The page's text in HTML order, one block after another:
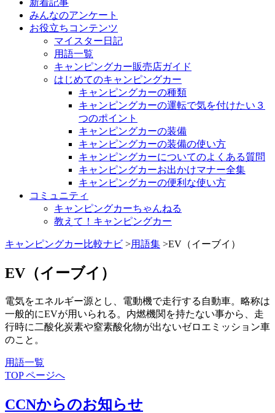
みんなのアンケート
お役立ちコンテンツ
マイスター日記
用語一覧
キャンピングカー販売店ガイド
はじめてのキャンピングカー
キャンピングカーの種類
キャンピングカーの運転で気を付けたい３
つのポイント
キャンピングカーの装備
キャンピングカーの装備の使い方
キャンピングカーについてのよくある質問
キャンピングカーお出かけマナー全集
キャンピングカーの便利な使い方
コミュニティ
キャンピングカーちゃんねる
教えて！キャンピングカー
キャンピングカー比較ナビ >用語集 >EV（イーブイ）
EV（イーブイ）
電気をエネルギー源とし、電動機で走行する自動車。略称は
一般的にEVが用いられる。内燃機関を持たない事から、走
行時に二酸化炭素や窒素酸化物が出ないゼロエミッション車
のこと。
用語一覧
TOP ページへ
CCNからのお知らせ